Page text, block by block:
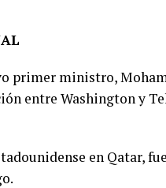
primer ministro,
entre Washington y
en Qatar,